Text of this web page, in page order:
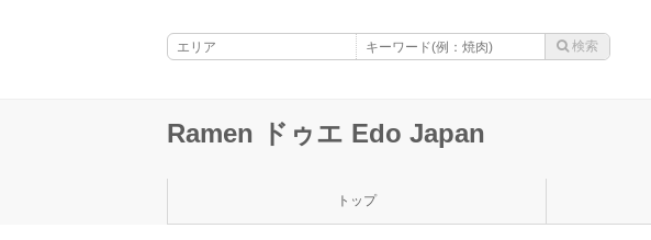
Ramen ドゥエ Edo Japan
トップ